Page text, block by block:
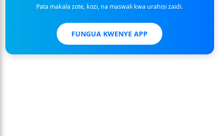
Pata makala zote, kozi, na maswali kwa urahisi zaidi.
FUNGUA KWENYE APP